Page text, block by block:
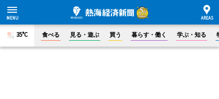
35°C 食べる 見る・遊ぶ 買う 暮らす・働く 学ぶ・知る